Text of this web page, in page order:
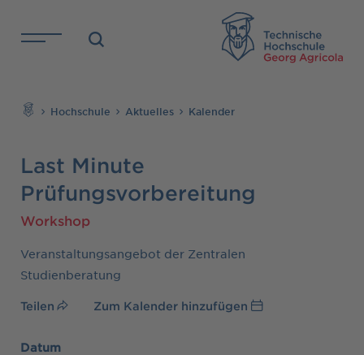
Direkt zu den Inhalten springen
Hochschule Aktuelles Kalender
Last Minute
Prüfungsvorbereitung
Workshop
Veranstaltungsangebot der Zentralen
Studienberatung
Teilen Zum Kalender hinzufügen
Datum